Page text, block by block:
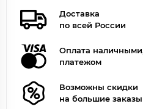
Доставка
по всей России
Оплата
платежом
Возможны скидки
на большие заказы